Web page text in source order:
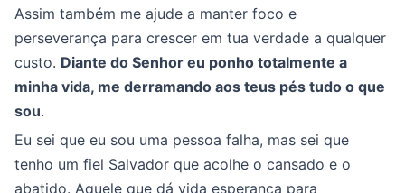
Assim também me ajude a manter foco e
perseverança para crescer em tua verdade a qualquer
custo. Diante do Senhor eu ponho totalmente a
minha vida, me derramando aos teus pés tudo o que
sou.
Eu sei que eu sou uma pessoa falha, mas sei que
tenho um fiel Salvador que acolhe o cansado e o
abatido. Aquele que dá vida esperança para